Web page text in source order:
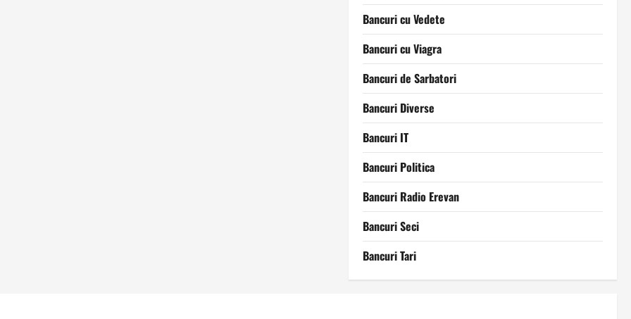
Bancuri cu Vedete
Bancuri cu Viagra
Bancuri de Sarbatori
Bancuri Diverse
Bancuri IT
Bancuri Politica
Bancuri Radio Erevan
Bancuri Seci
Bancuri Tari